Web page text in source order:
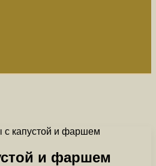
с капустой и фаршем
и фаршем